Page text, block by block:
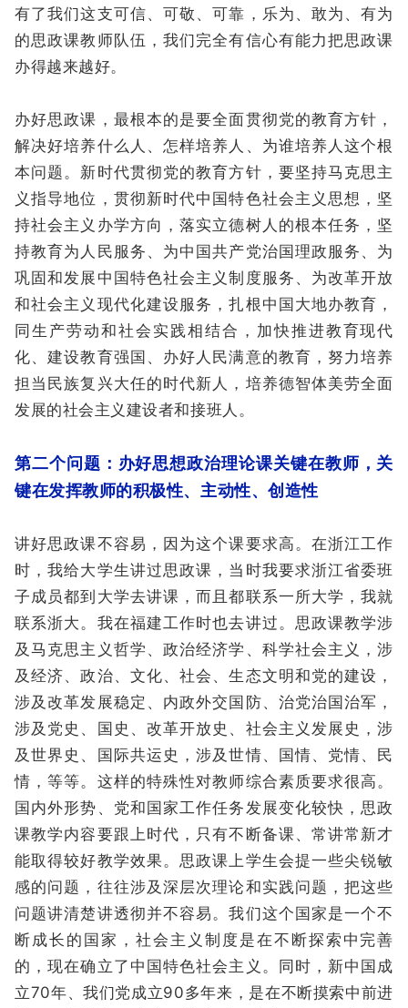
有了我们这支可信、可敬、可靠，乐为、敢为、有为
的思政课教师队伍，我们完全有信心有能力把思政课
办得越来越好。
办好思政课，最根本的是要全面贯彻党的教育方针，
解决好培养什么人、怎样培养人、为谁培养人这个根
本问题。新时代贯彻党的教育方针，要坚持马克思主
义指导地位，贯彻新时代中国特色社会主义思想，坚
持社会主义办学方向，落实立德树人的根本任务，坚
持教育为人民服务、为中国共产党治国理政服务、为
巩固和发展中国特色社会主义制度服务、为改革开放
和社会主义现代化建设服务，扎根中国大地办教育，
同生产劳动和社会实践相结合，加快推进教育现代
化、建设教育强国、办好人民满意的教育，努力培养
担当民族复兴大任的时代新人，培养德智体美劳全面
发展的社会主义建设者和接班人。
第二个问题：办好思想政治理论课关键在教师，关
键在发挥教师的积极性、主动性、创造性
讲好思政课不容易，因为这个课要求高。在浙江工作
时，我给大学生讲过思政课，当时我要求浙江省委班
子成员都到大学去讲课，而且都联系一所大学，我就
联系浙大。我在福建工作时也去讲过。思政课教学涉
及马克思主义哲学、政治经济学、科学社会主义，涉
及经济、政治、文化、社会、生态文明和党的建设，
涉及改革发展稳定、内政外交国防、治党治国治军，
涉及党史、国史、改革开放史、社会主义发展史，涉
及世界史、国际共运史，涉及世情、国情、党情、民
情，等等。这样的特殊性对教师综合素质要求很高。
国内外形势、党和国家工作任务发展变化较快，思政
课教学内容要跟上时代，只有不断备课、常讲常新才
能取得较好教学效果。思政课上学生会提一些尖锐敏
感的问题，往往涉及深层次理论和实践问题，把这些
问题讲清楚讲透彻并不容易。我们这个国家是一个不
断成长的国家，社会主义制度是在不断探索中完善
的，现在确立了中国特色社会主义。同时，新中国成
立70年、我们党成立90多年来，是在不断摸索中前进